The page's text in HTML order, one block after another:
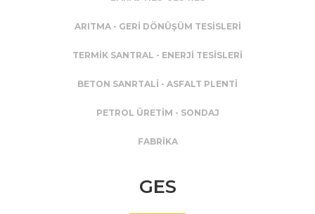
ARITMA - GERİ DÖNÜŞÜM TESİSLERİ
TERMİK SANTRAL - ENERJİ TESİSLERİ
BETON SANRTALİ - ASFALT PLENTİ
PETROL ÜRETİM - SONDAJ
FABRİKA
GES